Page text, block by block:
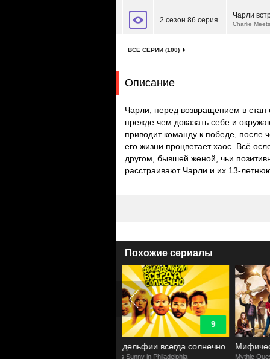
2 сезон 86 серия
Чарли
Charlie
ВСЕ СЕРИИ (100)
Описание
Чарли, перед возвращением в стан
прежде чем доказать себе и
приводит команду к победе, после
его жизни процветает хаос. Всё
другом, бывшей женой, чьи
расстраивают Чарли и их 13-
Похожие сериалы
8.2
Мифический квест: Пир ворона
Mythic Quest: Raven's Banquet